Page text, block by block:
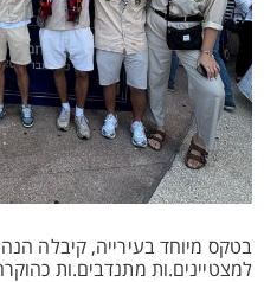
בטקס מיוחד בעירייה, קיבלה
למצטיינים.ות מתנדבים.ות